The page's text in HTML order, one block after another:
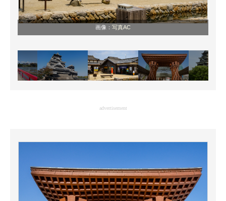
画像： 写真AC
advertisement